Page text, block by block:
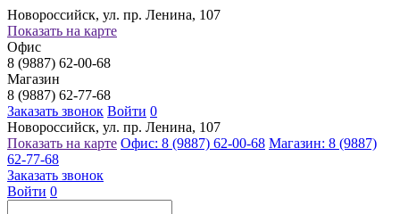
Новороссийск, ул. пр. Ленина, 107
Показать на карте
Офис
8 (9887) 62-00-68
Магазин
8 (9887) 62-77-68
Заказать звонок Войти 0
Новороссийск, ул. пр. Ленина, 107
Показать на карте Офис: 8 (9887) 62-00-68 Магазин: 8 (9887)
62-77-68
Заказать звонок
Войти 0